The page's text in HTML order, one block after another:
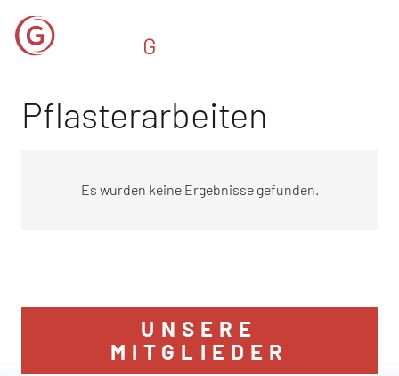
Pflasterarbeiten
Es wurden keine Ergebnisse gefunden.
UNSERE
MITGLIEDER